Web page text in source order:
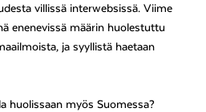
villissä interwebsissä. Viime
enenevissä määrin huolestuttu
ja syyllistä haetaan
huolissaan myös Suomessa?